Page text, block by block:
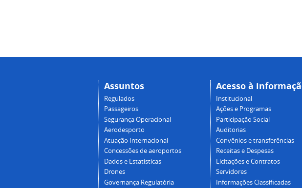
Assuntos
Regulados
Passageiros
Segurança Operacional
Aerodesporto
Atuação Internacional
Concessões de aeroportos
Dados e Estatísticas
Drones
Governança Regulatória
Acesso à
Institucional
Ações e Programas
Participação Social
Auditorias
Convênios e transferências
Receitas e Despesas
Licitações e Contratos
Servidores
Informações Classificadas